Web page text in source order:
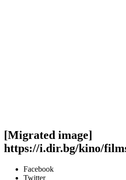
[Migrated image]
https://i.dir.bg/kino/
Facebook
Twitter